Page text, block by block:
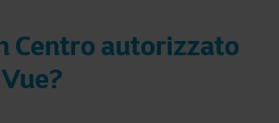
Centro autorizzato